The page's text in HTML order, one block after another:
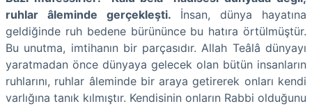
ruhlar âleminde gerçekleşti. İnsan, dünya hayatına
geldiğinde ruh bedene bürününce bu hatıra örtülmüştür.
Bu unutma, imtihanın bir parçasıdır. Allah Teâlâ dünyayı
yaratmadan önce dünyaya gelecek olan bütün insanların
ruhlarını, ruhlar âleminde bir araya getirerek onları kendi
varlığına tanık kılmıştır. Kendisinin onların Rabbi olduğunu